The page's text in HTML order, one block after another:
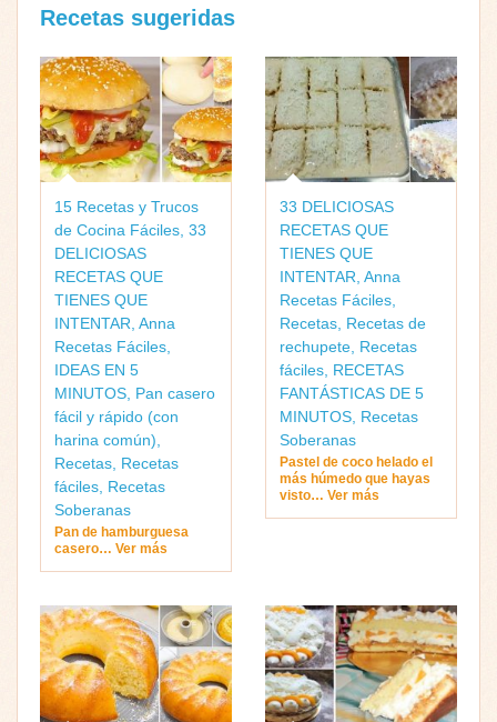
Recetas sugeridas
15 Recetas y Trucos
de Cocina Fáciles 33
DELICIOSAS
RECETAS QUE
TIENES QUE
INTENTAR Anna
Recetas Fáciles
IDEAS EN 5
MINUTOS Pan casero
fácil y rápido (con
harina común)
Recetas Recetas
fáciles Recetas
Soberanas
Pan de hamburguesa
casero… Ver más
33 DELICIOSAS
RECETAS QUE
TIENES QUE
INTENTAR Anna
Recetas Fáciles
Recetas Recetas de
rechupete Recetas
fáciles RECETAS
FANTÁSTICAS DE 5
MINUTOS Recetas
Soberanas
Pastel de coco helado el
más húmedo que hayas
visto… Ver más